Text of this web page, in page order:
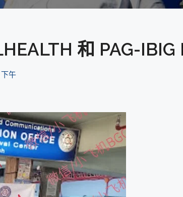
和 PAG-IBIG
下午